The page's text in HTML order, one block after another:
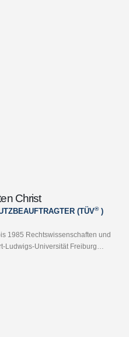
Christ
(TÜV®)
1985 Rechtswissenschaften und
Ludwigs-Universität Freiburg…